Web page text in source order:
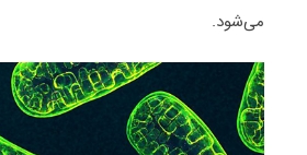
می‌شود.